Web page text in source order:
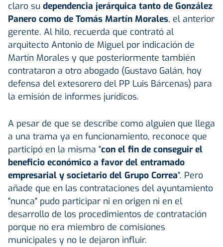
claro su dependencia jerárquica tanto de González
Panero como de Tomás Martín Morales, el anterior
gerente. Al hilo, recuerda que contrató al
arquitecto Antonio de Miguel por indicación de
Martín Morales y que posteriormente también
contrataron a otro abogado (Gustavo Galán, hoy
defensa del extesorero del PP Luis Bárcenas) para
la emisión de informes jurídicos.
A pesar de que se describe como alguien que llega
a una trama ya en funcionamiento, reconoce que
participó en la misma "con el fin de conseguir el
beneficio económico a favor del entramado
empresarial y societario del Grupo Correa". Pero
añade que en las contrataciones del ayuntamiento
"nunca" pudo participar ni en origen ni en el
desarrollo de los procedimientos de contratación
porque no era miembro de comisiones
municipales y no le dejaron influir.